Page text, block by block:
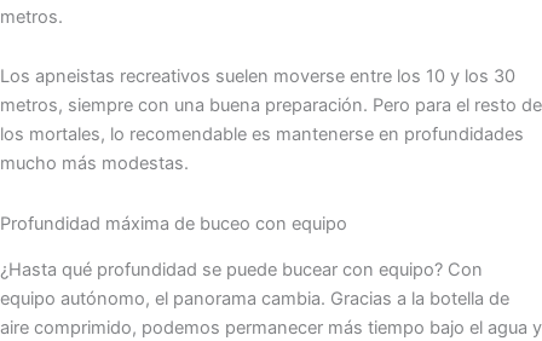
metros.
Los apneistas recreativos suelen moverse entre los 10 y los 30
metros, siempre con una buena preparación. Pero para el resto de
los mortales, lo recomendable es mantenerse en profundidades
mucho más modestas.
Profundidad máxima de buceo con equipo
¿Hasta qué profundidad se puede bucear con equipo? Con
equipo autónomo, el panorama cambia. Gracias a la botella de
aire comprimido, podemos permanecer más tiempo bajo el agua y